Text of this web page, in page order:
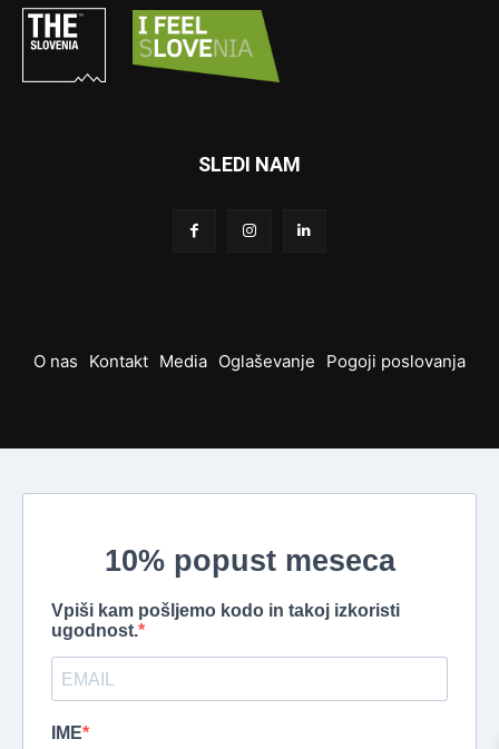
SLEDI NAM
O nas Kontakt Media Oglaševanje Pogoji poslovanja